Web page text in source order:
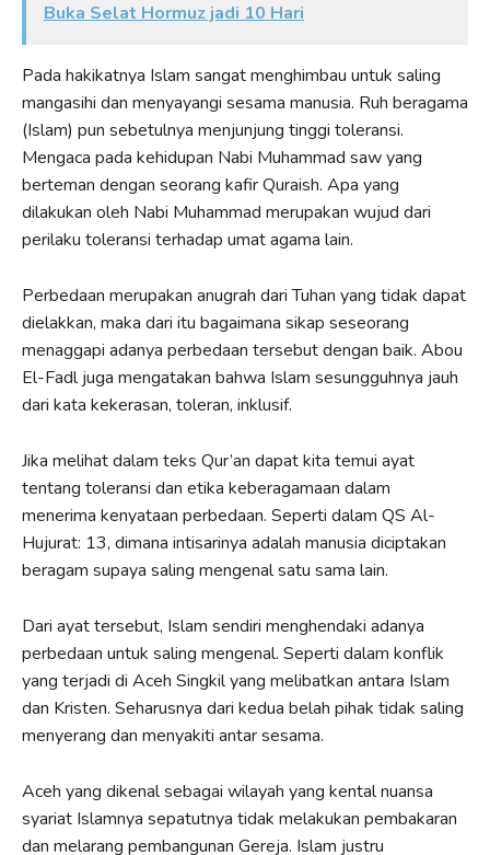
Buka Selat Hormuz jadi 10 Hari
Pada hakikatnya Islam sangat menghimbau untuk saling
mangasihi dan menyayangi sesama manusia. Ruh beragama
(Islam) pun sebetulnya menjunjung tinggi toleransi.
Mengaca pada kehidupan Nabi Muhammad saw yang
berteman dengan seorang kafir Quraish. Apa yang
dilakukan oleh Nabi Muhammad merupakan wujud dari
perilaku toleransi terhadap umat agama lain.
Perbedaan merupakan anugrah dari Tuhan yang tidak dapat
dielakkan, maka dari itu bagaimana sikap seseorang
menaggapi adanya perbedaan tersebut dengan baik. Abou
El-Fadl juga mengatakan bahwa Islam sesungguhnya jauh
dari kata kekerasan, toleran, inklusif.
Jika melihat dalam teks Qur’an dapat kita temui ayat
tentang toleransi dan etika keberagamaan dalam
menerima kenyataan perbedaan. Seperti dalam QS Al-
Hujurat: 13, dimana intisarinya adalah manusia diciptakan
beragam supaya saling mengenal satu sama lain.
Dari ayat tersebut, Islam sendiri menghendaki adanya
perbedaan untuk saling mengenal. Seperti dalam konflik
yang terjadi di Aceh Singkil yang melibatkan antara Islam
dan Kristen. Seharusnya dari kedua belah pihak tidak saling
menyerang dan menyakiti antar sesama.
Aceh yang dikenal sebagai wilayah yang kental nuansa
syariat Islamnya sepatutnya tidak melakukan pembakaran
dan melarang pembangunan Gereja. Islam justru